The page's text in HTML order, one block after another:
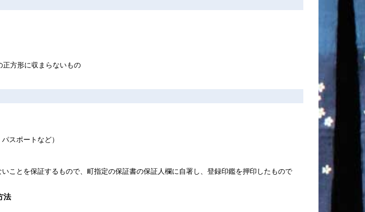
正方形に収まらないもの
スポートなど）
ことを保証するもので、町指定の保証書の保証人欄に自署し、登録印鑑を押印したもので
法